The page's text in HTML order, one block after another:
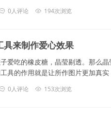
0人评论 194次浏览
具来制作爱心效果
爱吃的橡皮糖，晶莹剔透。那么
具的作用就是让所作图片更加真实
0人评论 153次浏览